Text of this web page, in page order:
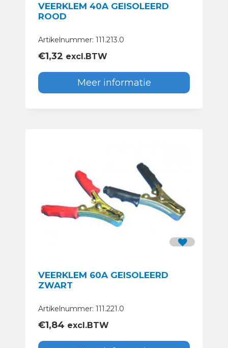
VEERKLEM 40A GEISOLEERD
ROOD
Artikelnummer: 111.213.0
€1,32 excl.BTW
Meer informatie
VEERKLEM 60A GEISOLEERD
ZWART
Artikelnummer: 111.221.0
€1,84 excl.BTW